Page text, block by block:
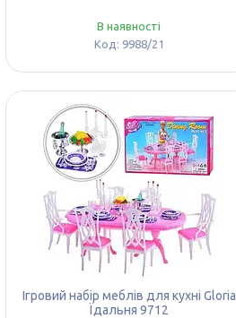
В наявності
9988/21
Ігровий набір меблів для кухні Gloria
Їдальня 9712